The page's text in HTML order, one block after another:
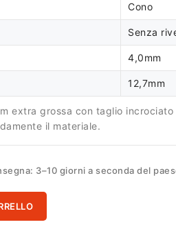
Cono
Senza
4,0mm
12,7mm
extra grossa con taglio incrociato
il materiale.
3–10 giorni a seconda del